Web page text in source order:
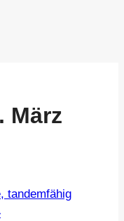
März
tandemfähig